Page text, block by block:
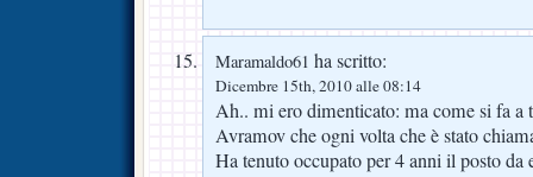
Maramaldo61 ha scritto:
Dicembre 15th, 2010 alle 08:14
Ah.. mi ero dimenticato: ma come si fa a
Avramov che ogni volta che è stato
Ha tenuto occupato per 4 anni il posto da